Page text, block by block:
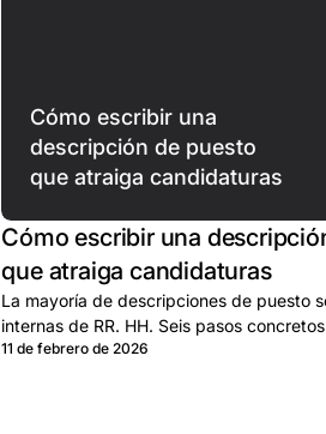
Cómo escribir una
descripción de puesto
que atraiga candidaturas
Cómo escribir una
que atraiga candidaturas
La mayoría de descripciones de puesto
internas de RR. HH. Seis pasos
buenos candidatos hagan clic.
11 de febrero de 2026